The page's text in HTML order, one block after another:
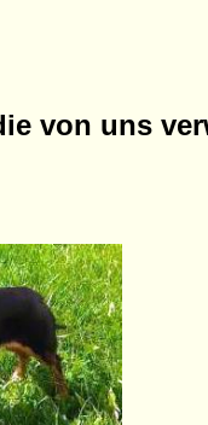
von uns